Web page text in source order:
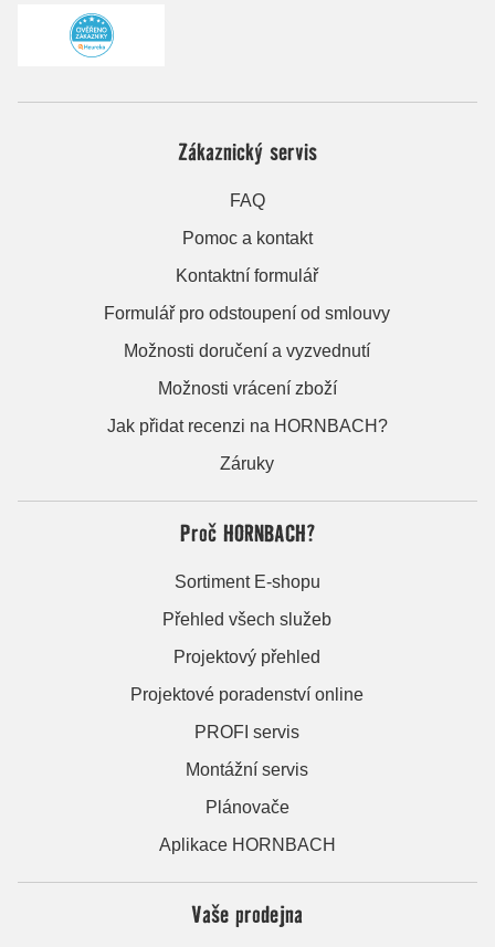
Zákaznický servis
FAQ
Pomoc a kontakt
Kontaktní formulář
Formulář pro odstoupení od smlouvy
Možnosti doručení a vyzvednutí
Možnosti vrácení zboží
Jak přidat recenzi na HORNBACH?
Záruky
Proč HORNBACH?
Sortiment E-shopu
Přehled všech služeb
Projektový přehled
Projektové poradenství online
PROFI servis
Montážní servis
Plánovače
Aplikace HORNBACH
Vaše prodejna